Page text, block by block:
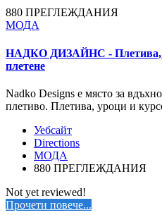
880 ПРЕГЛЕЖДАНИЯ
МОДА
НАДКО ДИЗАЙНС - Плетива,
плетене
Nadko Designs е място за
плетиво. Плетива, уроци и
Уебсайт
Directions
МОДА
880 ПРЕГЛЕЖДАНИЯ
Not yet reviewed!
Прочети повече...